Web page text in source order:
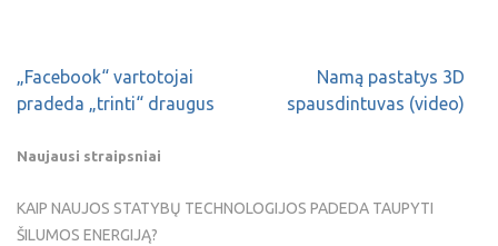
„Facebook“ vartotojai
pradeda „trinti“ draugus
Namą pastatys 3D
spausdintuvas (video)
Naujausi straipsniai
KAIP NAUJOS STATYBŲ TECHNOLOGIJOS PADEDA TAUPYTI
ŠILUMOS ENERGIJĄ?